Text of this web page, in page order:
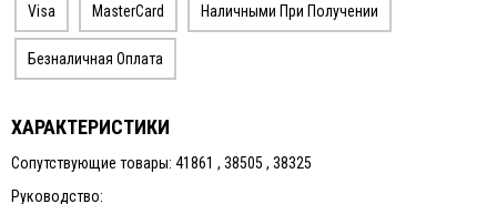
Visa MasterCard Наличными При Получении
Безналичная Оплата
ХАРАКТЕРИСТИКИ
Сопутствующие товары: 41861 , 38505 , 38325
Руководство: